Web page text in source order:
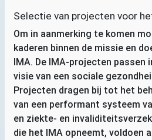
Selectie van projecten voor
Om in aanmerking te komen
kaderen binnen de missie en
IMA. De IMA-projecten passen
visie van een sociale
Projecten dragen bij tot het
van een performant systeem
en ziekte- en
die het IMA opneemt, voldoen